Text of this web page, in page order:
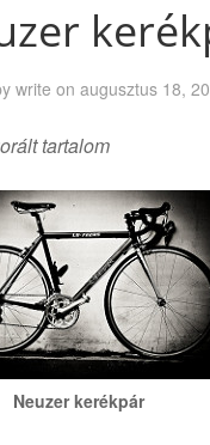
write on augusztus 18,
tartalom
Neuzer kerékpár